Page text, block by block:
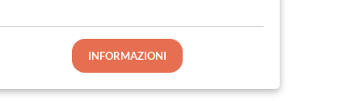
INFORMAZIONI